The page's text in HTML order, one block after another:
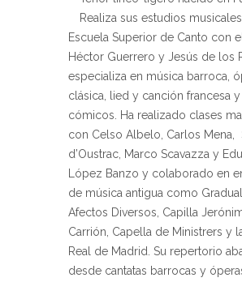
Realiza sus estudios
Escuela Superior de Canto con
Héctor Guerrero y Jesús de los
especializa en música barroca,
clásica, lied y canción francesa
cómicos. Ha realizado clases
con Celso Albelo, Carlos Mena,
d’Oustrac, Marco Scavazza y
López Banzo y colaborado en
de música antigua como
Afectos Diversos, Capilla
Carrión, Capella de Ministrers y
Real de Madrid. Su repertorio
desde cantatas barrocas y